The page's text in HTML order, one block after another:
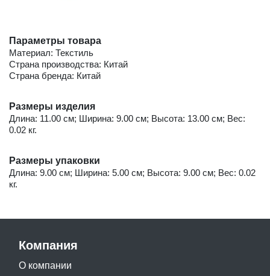
Параметры товара
Материал: Текстиль
Страна производства: Китай
Страна бренда: Китай
Размеры изделия
Длина: 11.00 см; Ширина: 9.00 см; Высота: 13.00 см; Вес:
0.02 кг.
Размеры упаковки
Длина: 9.00 см; Ширина: 5.00 см; Высота: 9.00 см; Вес: 0.02
кг.
Компания
О компании